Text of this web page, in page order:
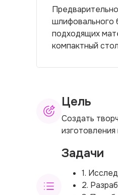
шлифовального
подходящих
компактный
Цель
Создать
Задачи
1.
2.